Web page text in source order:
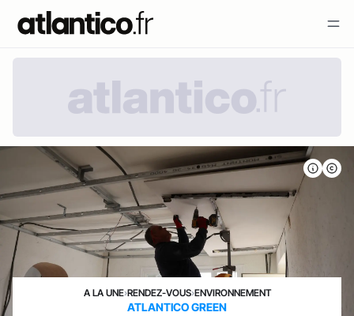
A LA UNE›RENDEZ-VOUS›ENVIRONNEMENT
ATLANTICO GREEN